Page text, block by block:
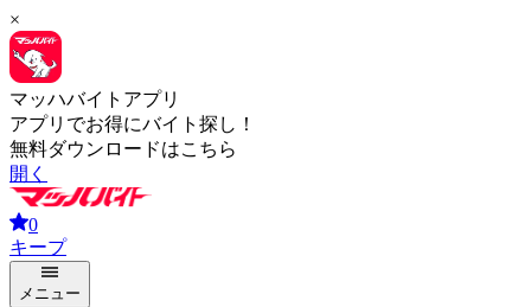
×
マッハバイトアプリ
アプリでお得にバイト探し！
無料ダウンロードはこちら
開く
0
キープ
メニュー